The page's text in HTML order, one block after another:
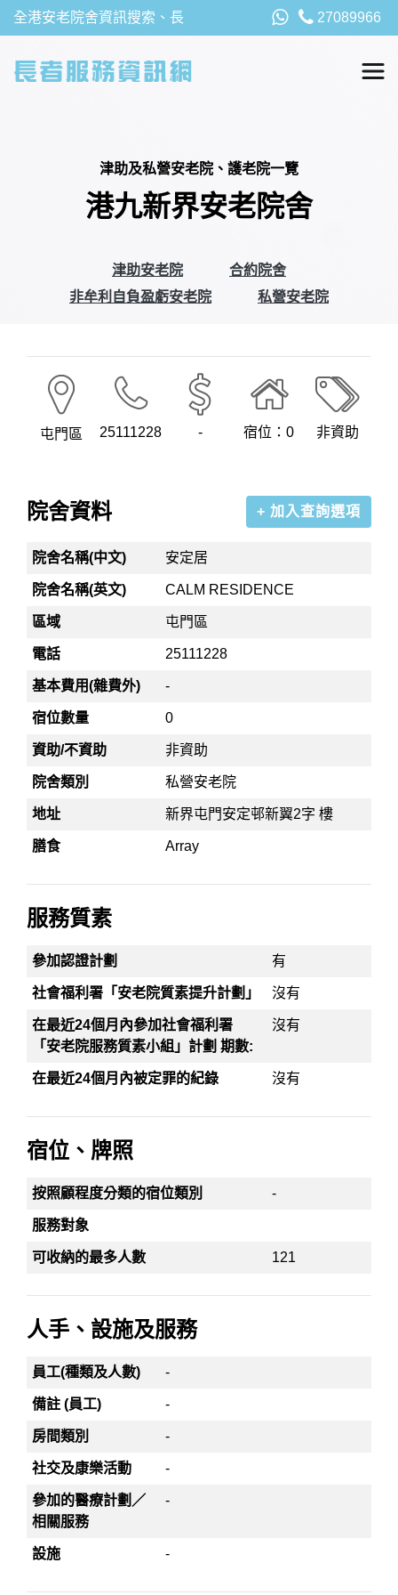
全港安老院舍資訊搜索、長 27089966
津助及私營安老院、護老院一覽
港九新界安老院舍
津助安老院
合約院舍
非牟利自負盈虧安老院
私營安老院
屯門區 25111228 - 宿位：0 非資助
院舍資料 + 加入查詢選項
院舍名稱(中文) 安定居
院舍名稱(英文) CALM RESIDENCE
區域 屯門區
電話 25111228
基本費用(雜費外) -
宿位數量 0
資助/不資助 非資助
院舍類別 私營安老院
地址 新界屯門安定邨新翼2字 樓
膳食 Array
服務質素
參加認證計劃 有
社會福利署「安老院質素提升計劃」 沒有
在最近24個月內參加社會福利署
「安老院服務質素小組」計劃 期數:
沒有
在最近24個月內被定罪的紀錄 沒有
宿位、牌照
按照顧程度分類的宿位類別 -
服務對象
可收納的最多人數 121
人手、設施及服務
員工(種類及人數) -
備註 (員工) -
房間類別 -
社交及康樂活動 -
參加的醫療計劃／
相關服務
-
設施 -